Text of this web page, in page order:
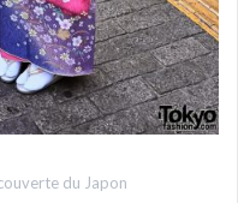
du Japon